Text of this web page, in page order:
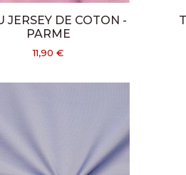
JERSEY DE COTON -
PARME
11,90 €